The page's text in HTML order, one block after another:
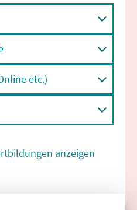
etc.)
anzeigen